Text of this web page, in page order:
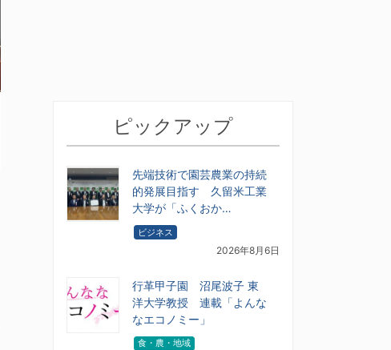
ピックアップ
先端技術で園芸農業の持続
的発展目指す 久留米工業
大学が「ふくおか…
ビジネス
2026年8月6日
行革甲子園 沼尾波子 東
洋大学教授 連載「よんな
なエコノミー」
食・農・地域